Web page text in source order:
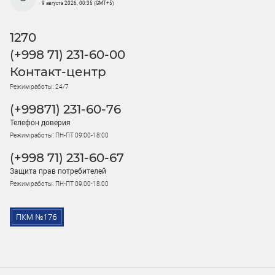
9 августа 2026, 00:35 (GMT+5)
1270
(+998 71) 231-60-00
Контакт-центр
Режим работы: 24/7
(+99871) 231-60-76
Телефон доверия
Режим работы: ПН-ПТ 09:00-18:00
(+998 71) 231-60-67
Защита прав потребителей
Режим работы: ПН-ПТ 09:00-18:00